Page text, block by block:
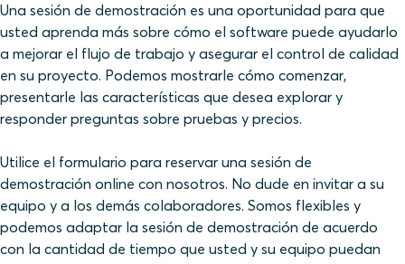
Una sesión de demostración es una oportunidad para que
usted aprenda más sobre cómo el software puede ayudarlo
a mejorar el flujo de trabajo y asegurar el control de calidad
en su proyecto. Podemos mostrarle cómo comenzar,
presentarle las características que desea explorar y
responder preguntas sobre pruebas y precios.
Utilice el formulario para reservar una sesión de
demostración online con nosotros. No dude en invitar a su
equipo y a los demás colaboradores. Somos flexibles y
podemos adaptar la sesión de demostración de acuerdo
con la cantidad de tiempo que usted y su equipo puedan